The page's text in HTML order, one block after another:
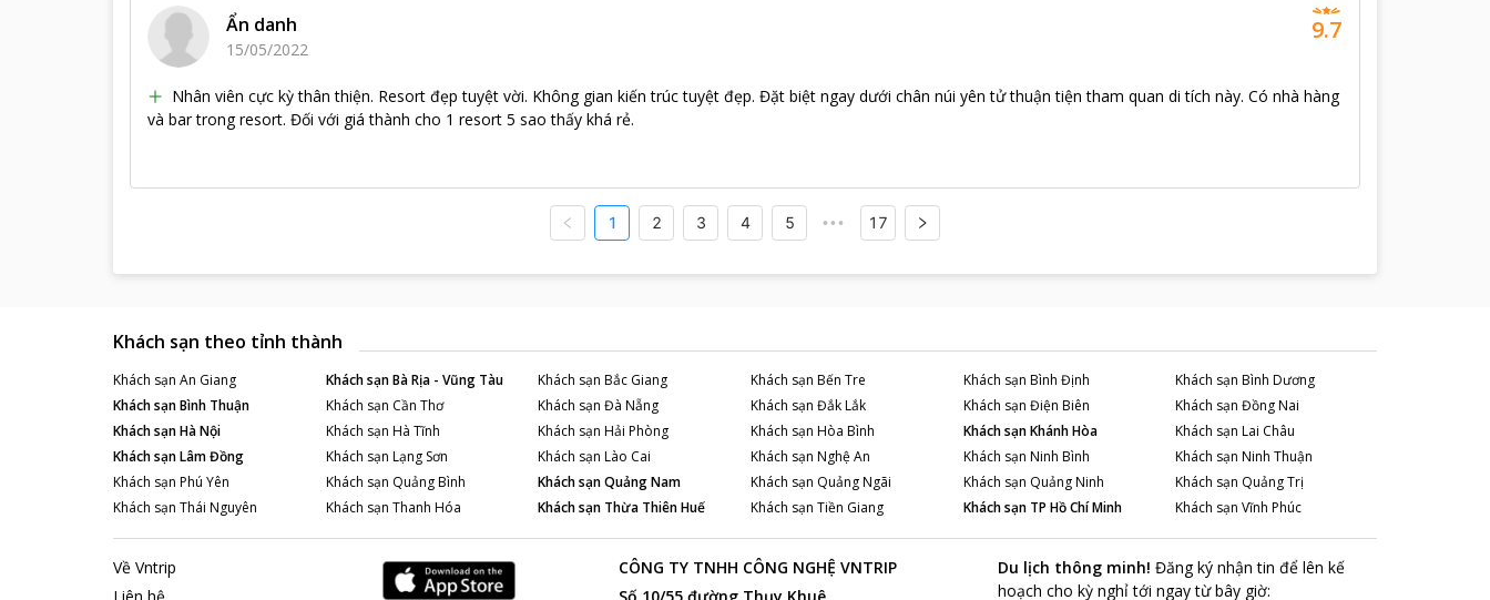
Ẩn danh
15/05/2022
Nhân viên cực kỳ thân thiện. Resort đẹp tuyệt vời. Không gian kiến trúc tuyệt đẹp. Đặt biệt ngay dưới chân núi yên tử thuận tiện tham quan di tích này. Có nhà hàng
và bar trong resort. Đối với giá thành cho 1 resort 5 sao thấy khá rẻ.
9.7
1 2 3 4 5 ••• 17
Khách sạn theo tỉnh thành
Khách sạn An Giang Khách sạnBà Rịa - Vũng Tàu Khách sạn Bắc Giang Khách sạn Bến Tre Khách sạn Bình Định Khách sạn Bình Dương
Khách sạnBình Thuận Khách sạn Cần Thơ Khách sạn Đà Nẵng Khách sạn Đắk Lắk Khách sạn Điện Biên Khách sạn Đồng Nai
Khách sạnHà Nội Khách sạn Hà Tĩnh Khách sạn Hải Phòng Khách sạn Hòa Bình Khách sạnKhánh Hòa Khách sạn Lai Châu
Khách sạnLâm Đồng Khách sạn Lạng Sơn Khách sạn Lào Cai Khách sạn Nghệ An Khách sạn Ninh Bình Khách sạn Ninh Thuận
Khách sạn Phú Yên Khách sạn Quảng Bình Khách sạnQuảng Nam Khách sạn Quảng Ngãi Khách sạn Quảng Ninh Khách sạn Quảng Trị
Khách sạn Thái Nguyên Khách sạn Thanh Hóa Khách sạn Thừa Thiên Huế Khách sạn Tiền Giang Khách sạn TP Hồ Chí Minh Khách sạn Vĩnh Phúc
Về Vntrip
CÔNG TY TNHH CÔNG NGHỆ VNTRIP
Du lịch thông minh! Đăng ký nhận tin để lên kế
hoạch cho kỳ nghỉ tới ngay từ bây giờ: